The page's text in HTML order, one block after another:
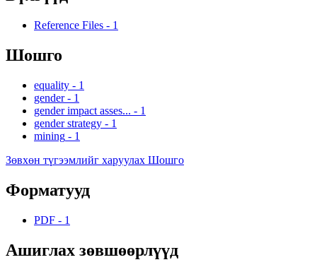
Reference Files - 1
Шошго
equality - 1
gender - 1
gender impact asses... - 1
gender strategy - 1
mining - 1
Зөвхөн түгээмлийг харуулах Шошго
Форматууд
PDF - 1
Ашиглах зөвшөөрлүүд